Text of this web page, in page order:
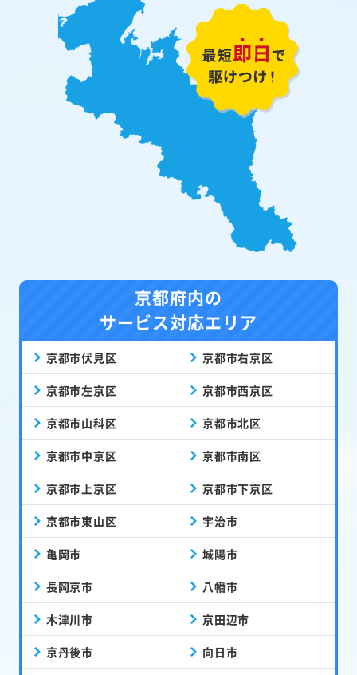
京都府内の
サービス対応エリア
京都市伏見区 京都市右京区
京都市左京区 京都市西京区
京都市山科区 京都市北区
京都市中京区 京都市南区
京都市上京区 京都市下京区
京都市東山区 宇治市
亀岡市 城陽市
長岡京市 八幡市
木津川市 京田辺市
京丹後市 向日市